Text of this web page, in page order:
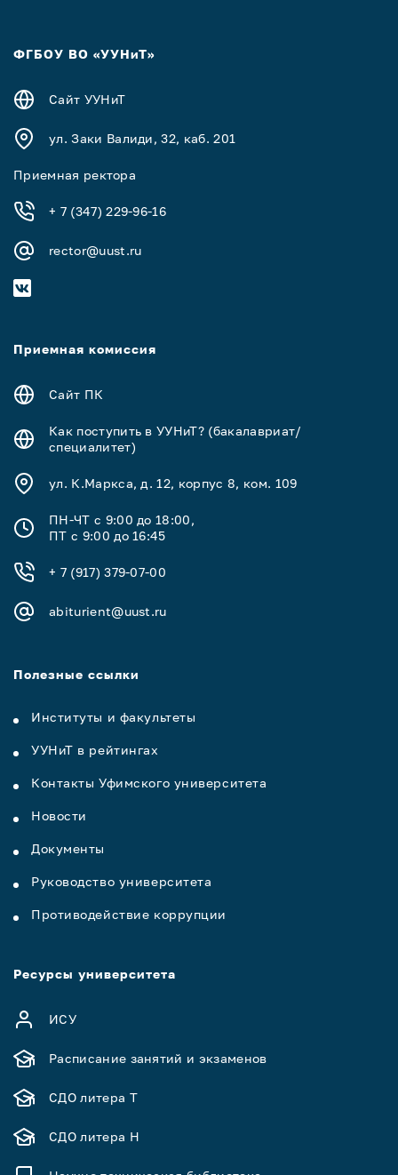
ФГБОУ ВО «УУНиТ»
Сайт УУНиТ
ул. Заки Валиди, 32, каб. 201
Приемная ректора
+ 7 (347) 229-96-16
rector@uust.ru
Приемная комиссия
Сайт ПК
Как поступить в УУНиТ? (бакалавриат/
специалитет)
ул. К.Маркса, д. 12, корпус 8, ком. 109
ПН-ЧТ с 9:00 до 18:00,
ПТ с 9:00 до 16:45
+ 7 (917) 379-07-00
abiturient@uust.ru
Полезные ссылки
Институты и факультеты
УУНиТ в рейтингах
Контакты Уфимского университета
Новости
Документы
Руководство университета
Противодействие коррупции
Ресурсы университета
ИСУ
Расписание занятий и экзаменов
СДО литера Т
СДО литера Н